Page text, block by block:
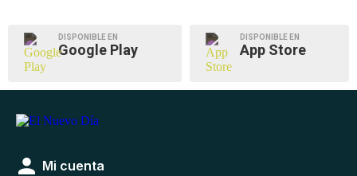
DISPONIBLE EN
Google Play
DISPONIBLE EN
App Store
Mi cuenta